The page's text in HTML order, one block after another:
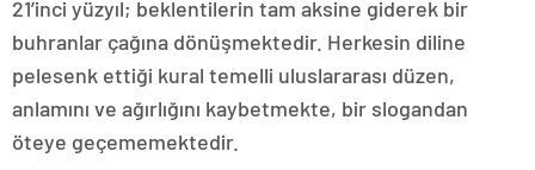
21’inci yüzyıl; beklentilerin tam aksine giderek bir
buhranlar çağına dönüşmektedir. Herkesin diline
pelesenk ettiği kural temelli uluslararası düzen,
anlamını ve ağırlığını kaybetmekte, bir slogandan
öteye geçememektedir.